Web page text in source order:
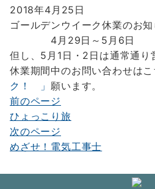
2018年4月25日
ゴールデンウイーク休業のお
4月29日～5月6日
但し、5月1日・2日は通常通り
休業期間中のお問い合わせは
ク！ 」 願います。
投
稿
ナ
前のページ
ひょっこり旅
次のページ
めざせ！電気工事士